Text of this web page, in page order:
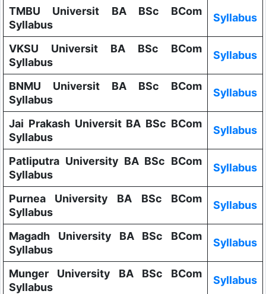
TMBU Universit BA BSc BCom
Syllabus
Syllabus
VKSU Universit BA BSc BCom
Syllabus
Syllabus
BNMU Universit BA BSc BCom
Syllabus
Syllabus
Jai Prakash Universit BA BSc BCom
Syllabus
Syllabus
Patliputra University BA BSc BCom
Syllabus
Syllabus
Purnea University BA BSc BCom
Syllabus
Syllabus
Magadh University BA BSc BCom
Syllabus
Syllabus
Munger University BA BSc BCom
Syllabus
Syllabus